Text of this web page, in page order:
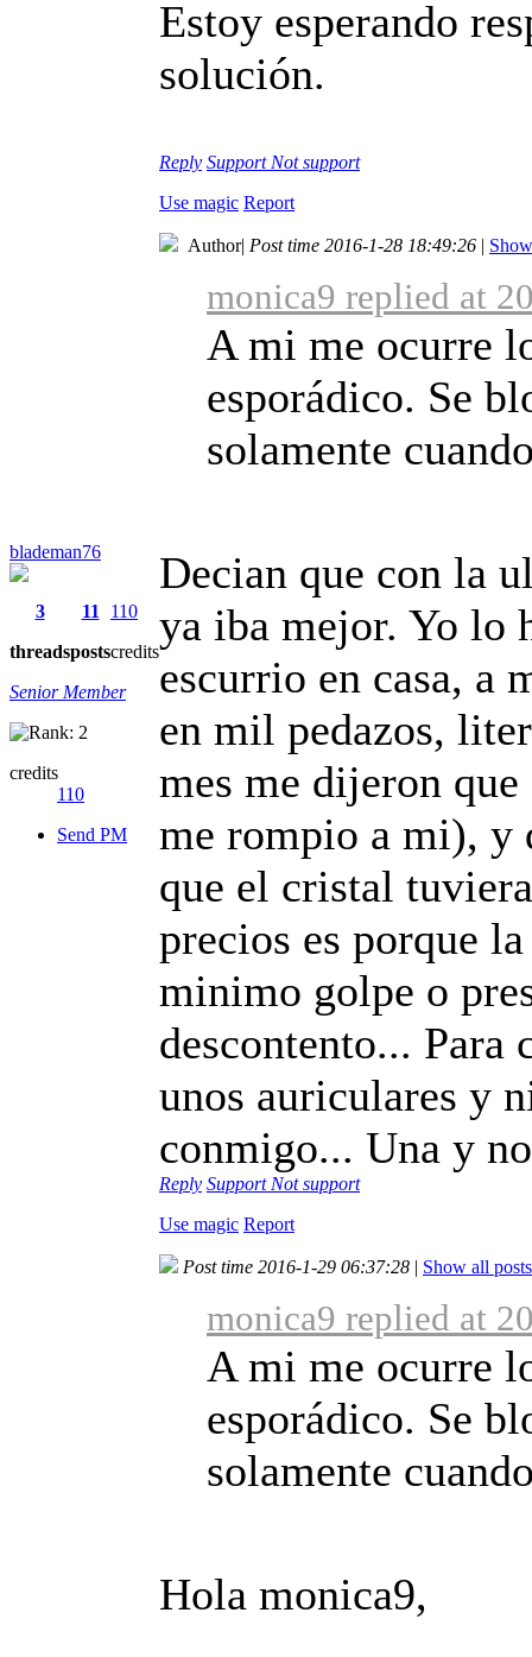
Estoy esperando
solución.
Reply Support Not support
Use magic Report
blademan76
3
threads
11
posts
110
credits
Senior Member
credits
110
Send PM
Author| Post time 2016-1-28 18:49:26 |
monica9 replied at
A mi me ocurre
esporádico. Se
solamente
Decian que con la
ya iba mejor. Yo lo
escurrio en casa, a
en mil pedazos,
mes me dijeron
me rompio a mi), y
que el cristal
precios es porque
minimo golpe o
descontento... Para
unos auriculares y
conmigo... Una y
Reply Support Not support
Use magic Report
Post time 2016-1-29 06:37:28 | Show all posts
monica9 replied at
A mi me ocurre
esporádico. Se
solamente
Hola monica9,